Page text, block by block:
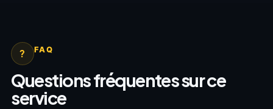
? FAQ
Questions fréquentes sur ce
service